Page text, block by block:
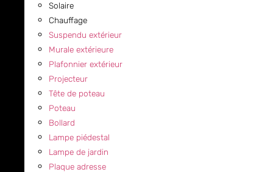
Solaire
Chauffage
Suspendu extérieur
Murale extérieure
Plafonnier extérieur
Projecteur
Tête de poteau
Poteau
Bollard
Lampe piédestal
Lampe de jardin
Plaque adresse